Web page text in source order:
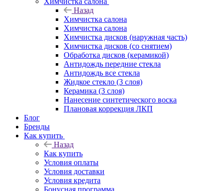
Назад
Химчистка салона
Химчистка салона
Химчистка дисков (наружная часть)
Химчистка дисков (со снятием)
Обработка дисков (керамикой)
Антидождь передние стекла
Антидождь все стекла
Жидкое стекло (3 слоя)
Керамика (3 слоя)
Нанесение синтетического воска
Плановая коррекция ЛКП
Блог
Бренды
Как купить
Назад
Как купить
Условия оплаты
Условия доставки
Условия кредита
Бонусная программа